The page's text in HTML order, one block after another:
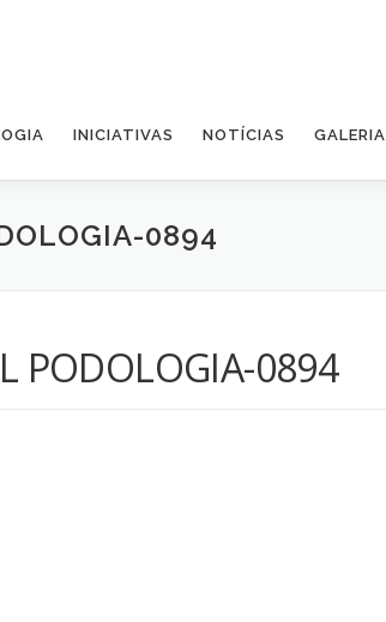
INICIATIVAS NOTÍCIAS GALERIA
0894
PODOLOGIA-0894